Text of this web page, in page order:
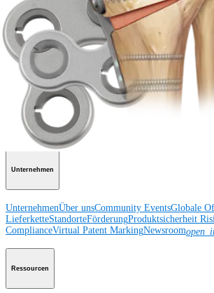
SchulterKnie EllenbogenSchulterendoprothetikHand
und Sprunggelenk
Hüfte Orthobiologie Herz-
SurgeryBildgebung & Resektion
Medical Education
Medical Education Kursbeschreibungen
Schulungen &
Lehrgänge
ArthroLab™-Standorte
OrthoPedia
Unternehmen
UnternehmenÜber unsCommunity EventsGlobale
LieferketteStandorteFörderungProduktsicherheit
ComplianceVirtual Patent MarkingNewsroom
Ressourcen